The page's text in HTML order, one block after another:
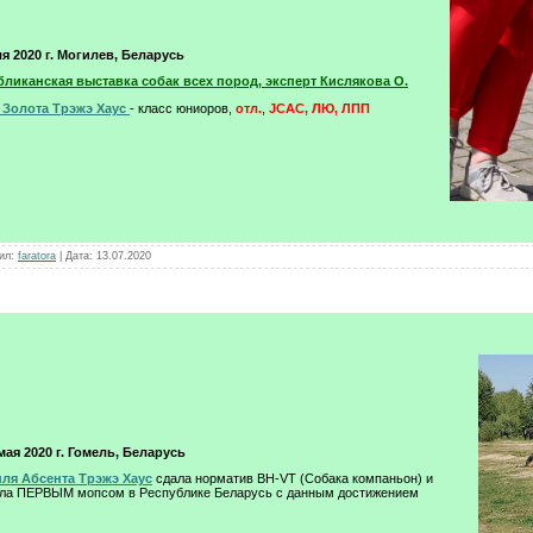
2020 г. Могилев, Беларусь
выставка собак всех пород, эксперт Кислякова О.
Трэжэ Хаус - класс юниоров, отл. JCAC, ЛЮ, ЛПП
faratora Дата: 13.07.2020
2020 г. Гомель, Беларусь
Абсента Трэжэ Хаус сдала норматив BH-VT (Собака компаньон) и
ПЕРВЫМ мопсом в Республике Беларусь с данным достижением